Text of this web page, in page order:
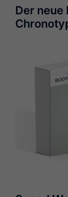
Der neue